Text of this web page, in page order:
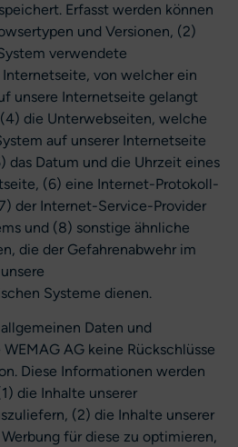
Erfasst werden können
und Versionen, (2)
verwendete
von welcher ein
unsere Internetseite gelangt
die Unterwebseiten, welche
auf unserer Internetseite
das Datum und die Uhrzeit eines
(6) eine Internet-Protokoll-
der Internet-Service-Provider
und (8) sonstige ähnliche
die der Gefahrenabwehr im
Systeme dienen.
Daten und
AG keine Rückschlüsse
Diese Informationen werden
die Inhalte unserer
(2) die Inhalte unserer
für diese zu optimieren,